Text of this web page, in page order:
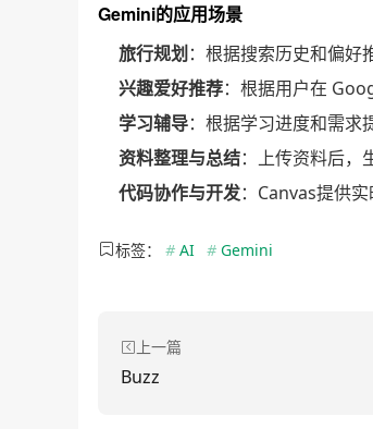
Gemini的应用场景
旅行规划 ：根据搜索历史和偏好
兴趣爱好推荐：根据用户在
学习辅导：根据学习进度和需求
资料整理与总结：上传资料后，
代码协作与开发：Canvas提供
标签： # AI # Gemini
上一篇
Buzz